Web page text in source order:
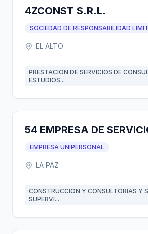
4ZCONST S.R.L.
SOCIEDAD DE RESPONSABILIDAD
EL ALTO
PRESTACION DE SERVICIOS DE
ESTUDIOS...
54 EMPRESA DE
EMPRESA UNIPERSONAL
LA PAZ
CONSTRUCCION Y CONSULTORIAS Y
SUPERVI...